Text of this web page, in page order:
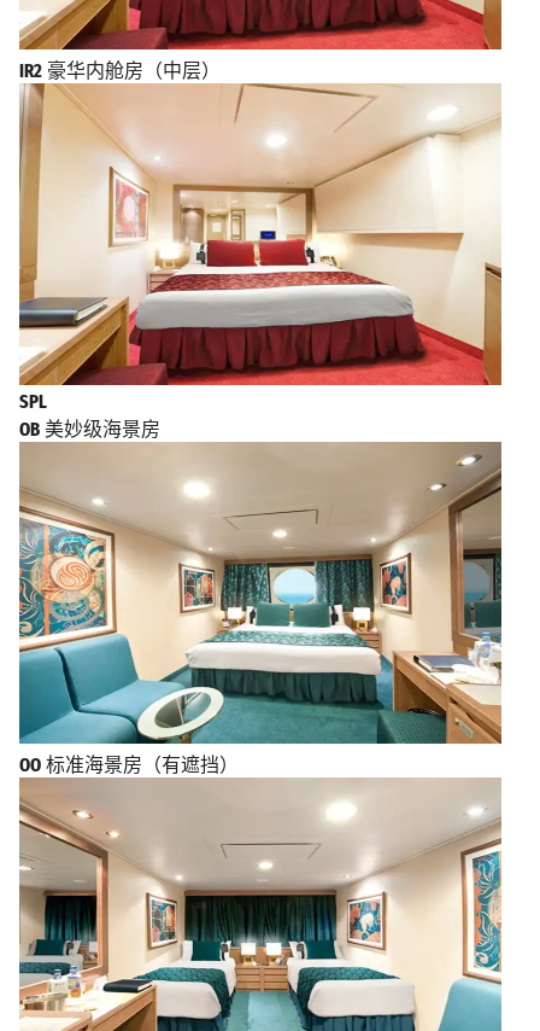
IR2 豪华内舱房（中层）
SPL
OB 美妙级海景房
OO 标准海景房（有遮挡）